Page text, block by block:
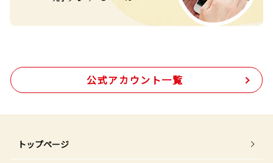
公式アカウント一覧
トップページ